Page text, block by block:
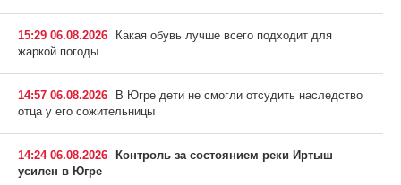
15:29 06.08.2026
Какая обувь лучше всего подходит для
жаркой погоды
14:57 06.08.2026
В Югре дети не смогли отсудить наследство
отца у его сожительницы
14:24 06.08.2026
Контроль за состоянием реки Иртыш
усилен в Югре